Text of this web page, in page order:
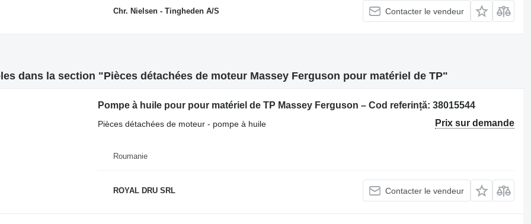
Chr. Nielsen - Tingheden A/S Contacter le vendeur
dans la section "Pièces détachées de moteur Massey Ferguson pour matériel de TP"
Pompe à huile pour pour matériel de TP Massey Ferguson – Cod referință: 38015544
Prix sur demande
Pièces détachées de moteur - pompe à huile
Roumanie
ROYAL DRU SRL Contacter le vendeur